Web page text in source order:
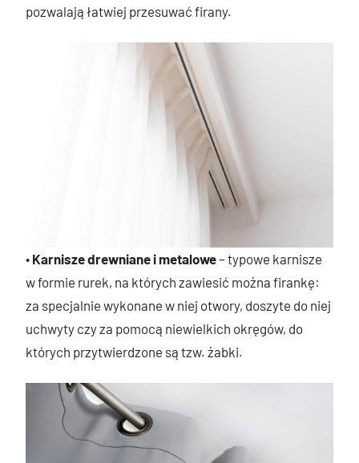
pozwalają łatwiej przesuwać firany.
• Karnisze drewniane i metalowe– typowe karnisze
w formie rurek, na których zawiesić można firankę:
za specjalnie wykonane w niej otwory, doszyte do niej
uchwyty czy za pomocą niewielkich okręgów, do
których przytwierdzone są tzw. żabki.